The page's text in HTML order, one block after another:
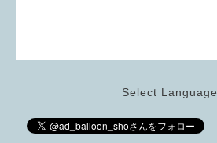
Select Language